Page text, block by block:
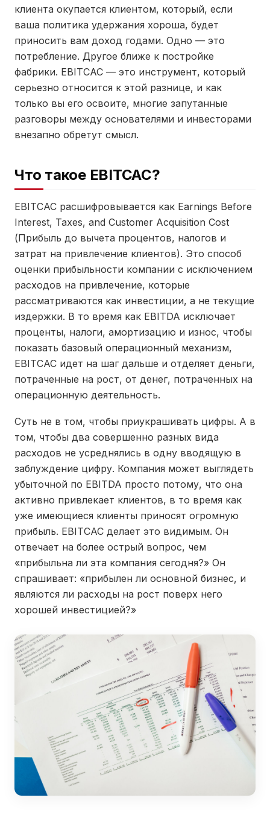
клиента окупается клиентом, который, если
ваша политика удержания хороша, будет
приносить вам доход годами. Одно — это
потребление. Другое ближе к постройке
фабрики. EBITCAC — это инструмент, который
серьезно относится к этой разнице, и как
только вы его освоите, многие запутанные
разговоры между основателями и инвесторами
внезапно обретут смысл.
Что такое EBITCAC?
EBITCAC расшифровывается как Earnings Before
Interest, Taxes, and Customer Acquisition Cost
(Прибыль до вычета процентов, налогов и
затрат на привлечение клиентов). Это способ
оценки прибыльности компании с исключением
расходов на привлечение, которые
рассматриваются как инвестиции, а не текущие
издержки. В то время как EBITDA исключает
проценты, налоги, амортизацию и износ, чтобы
показать базовый операционный механизм,
EBITCAC идет на шаг дальше и отделяет деньги,
потраченные на рост, от денег, потраченных на
операционную деятельность.
Суть не в том, чтобы приукрашивать цифры. А в
том, чтобы два совершенно разных вида
расходов не усреднялись в одну вводящую в
заблуждение цифру. Компания может выглядеть
убыточной по EBITDA просто потому, что она
активно привлекает клиентов, в то время как
уже имеющиеся клиенты приносят огромную
прибыль. EBITCAC делает это видимым. Он
отвечает на более острый вопрос, чем
«прибыльна ли эта компания сегодня?» Он
спрашивает: «прибылен ли основной бизнес, и
являются ли расходы на рост поверх него
хорошей инвестицией?»